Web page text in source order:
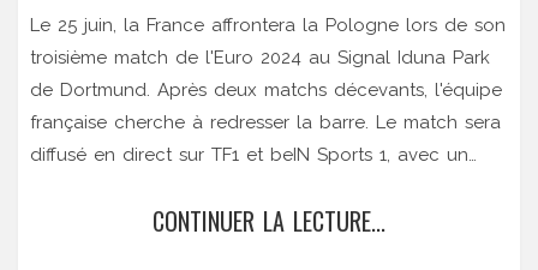
Le 25 juin, la France affrontera la Pologne lors de son
troisième match de l'Euro 2024 au Signal Iduna Park
de Dortmund. Après deux matchs décevants, l'équipe
française cherche à redresser la barre. Le match sera
diffusé en direct sur TF1 et beIN Sports 1, avec un
Ouest. La Pologne est déjà éliminée du tournoi.
CONTINUER LA LECTURE...